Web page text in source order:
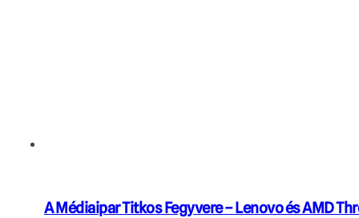
A Médiaipar Titkos Fegyvere – Lenovo és AMD